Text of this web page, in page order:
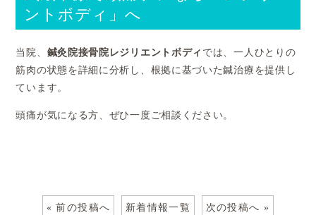
ントボディ」へ
当院、 鍼灸院接骨院レジリエントボディ では、一人ひとりの
筋肉の状態を詳細に分析し、根拠に基づいた鍼治療を提供し
ています。
頭痛が気になる方、ぜひ一度ご相談ください。
« 前の投稿へ 新着情報一覧 次の投稿へ »